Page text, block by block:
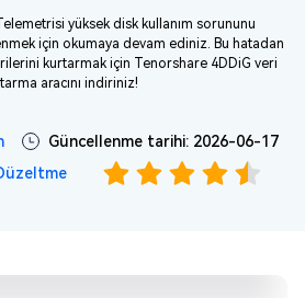
yüksek disk kullanım sorununu
için okumaya devam ediniz. Bu hatadan
kurtarmak için Tenorshare 4DDiG veri
aracını indiriniz!
Güncellenme tarihi: 2026-06-17